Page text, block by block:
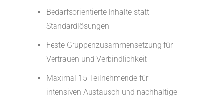
Bedarfsorientierte Inhalte statt
Standardlösungen
Feste Gruppenzusammensetzung für
Vertrauen und Verbindlichkeit
Maximal 15 Teilnehmende für
intensiven Austausch und nachhaltige